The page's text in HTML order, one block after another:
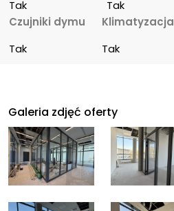
Tak
Tak
Czujniki dymu
Tak
Klimatyzacja
Tak
Galeria zdjęć oferty